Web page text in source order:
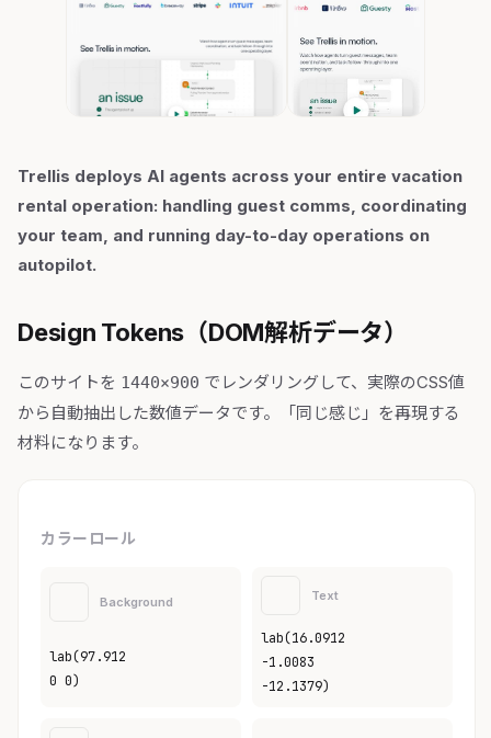
Trellis deploys AI agents across your entire vacation
rental operation: handling guest comms, coordinating
your team, and running day-to-day operations on
autopilot.
Design Tokens（DOM解析データ）
このサイトを 1440×900 でレンダリングして、実際のCSS値
から自動抽出した数値データです。「同じ感じ」を再現する
材料になります。
カラーロール
Background
lab(97.912
0 0)
Text
lab(16.0912
-1.0083
-12.1379)